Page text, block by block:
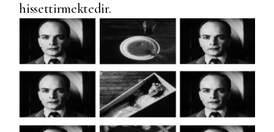
hissettirmektedir.